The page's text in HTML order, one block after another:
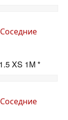
XS 1M *